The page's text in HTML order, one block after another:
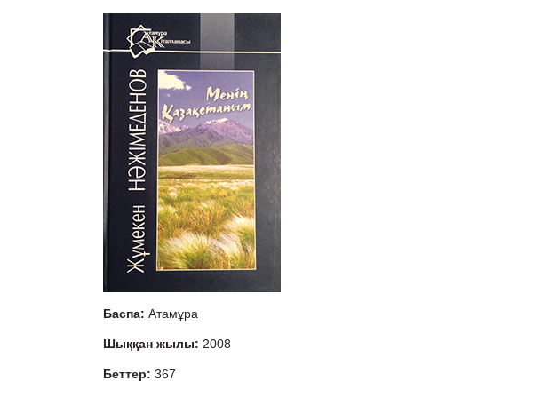
Баспа: Атамұра
Шыққан жылы: 2008
Беттер: 367